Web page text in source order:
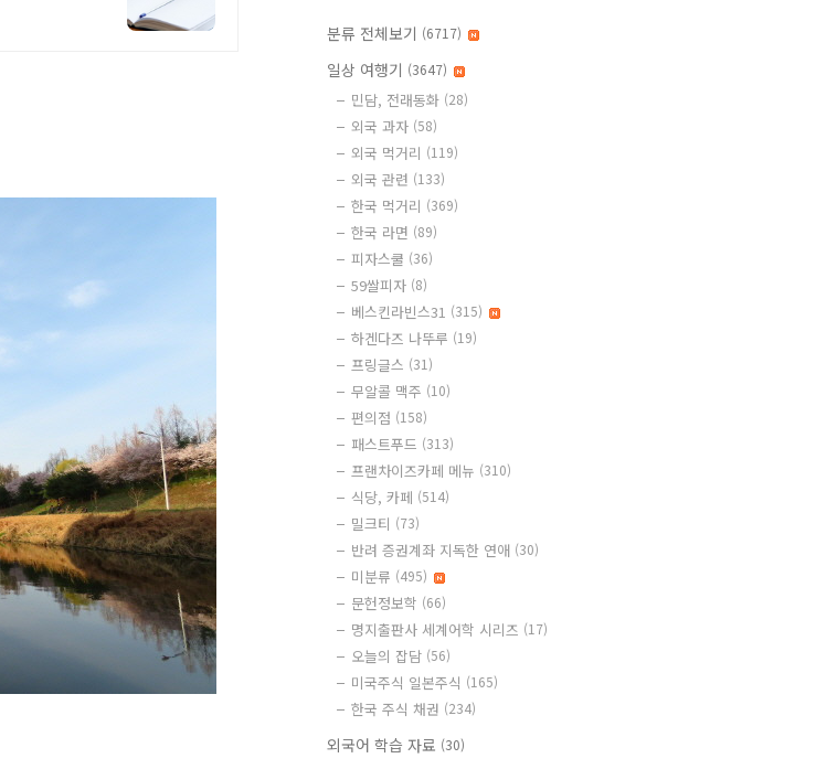
분류 전체보기 (6717)
일상 여행기 (3647)
민담, 전래동화 (28)
외국 과자 (58)
외국 먹거리 (119)
외국 관련 (133)
한국 먹거리 (369)
한국 라면 (89)
피자스쿨 (36)
59쌀피자 (8)
베스킨라빈스31 (315)
하겐다즈 나뚜루 (19)
프링글스 (31)
무알콜 맥주 (10)
편의점 (158)
패스트푸드 (313)
프랜차이즈카페 메뉴 (310)
식당, 카페 (514)
밀크티 (73)
반려 증권계좌 지독한 연애 (30)
미분류 (495)
문헌정보학 (66)
명지출판사 세계어학 시리즈 (17)
오늘의 잡담 (56)
미국주식 일본주식 (165)
한국 주식 채권 (234)
외국어 학습 자료 (30)